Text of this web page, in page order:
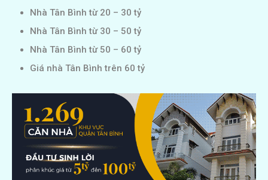
Nhà Tân Bình từ 20 – 30 tỷ
Nhà Tân Bình từ 30 – 50 tỷ
Nhà Tân Bình từ 50 – 60 tỷ
Giá nhà Tân Bình trên 60 tỷ